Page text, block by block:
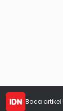
Baca artikel